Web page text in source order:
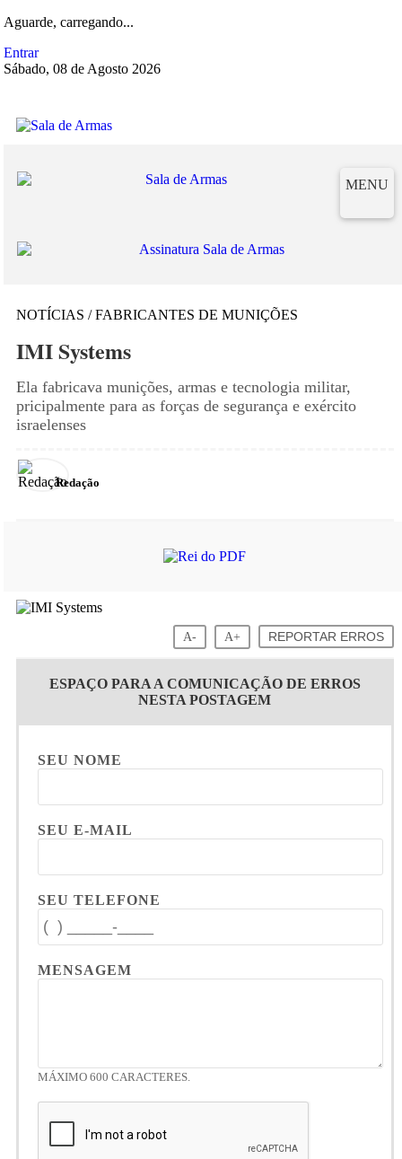
Aguarde, carregando...
Entrar
Sábado, 08 de Agosto 2026
MENU
NOTÍCIAS / FABRICANTES DE MUNIÇÕES
IMI Systems
Ela fabricava munições, armas e tecnologia militar,
pricipalmente para as forças de segurança e exército
israelenses
Redação
A- A+ REPORTAR ERROS
ESPAÇO PARA A COMUNICAÇÃO DE ERROS
NESTA POSTAGEM
SEU NOME
SEU E-MAIL
SEU TELEFONE
MENSAGEM
MÁXIMO 600 CARACTERES.